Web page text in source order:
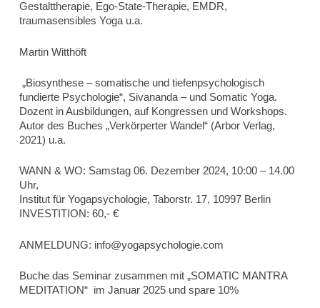
Gestalttherapie, Ego-State-Therapie, EMDR,
traumasensibles Yoga u.a.
Martin Witthöft
„Biosynthese – somatische und tiefenpsychologisch
fundierte Psychologie“, Sivananda – und Somatic Yoga.
Dozent in Ausbildungen, auf Kongressen und Workshops.
Autor des Buches „Verkörperter Wandel“ (Arbor Verlag,
2021) u.a.
WANN & WO: Samstag 06. Dezember 2024, 10:00 – 14.00
Uhr,
Institut für Yogapsychologie, Taborstr. 17, 10997 Berlin
INVESTITION: 60,- €
ANMELDUNG: info@yogapsychologie.com
Buche das Seminar zusammen mit „SOMATIC MANTRA
MEDITATION“ im Januar 2025 und spare 10%